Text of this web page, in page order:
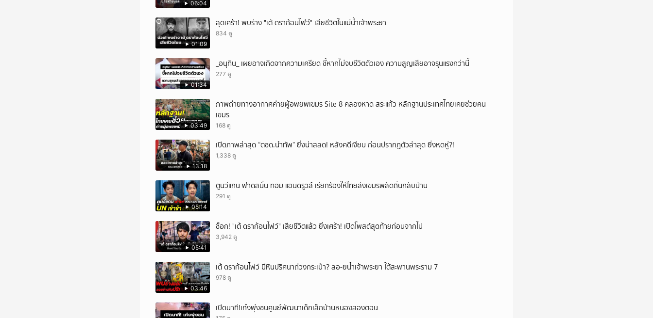
06:04
01:09
สุดเศร้า! พบร่าง "เต้ ดราก้อนไฟว์" เสียชีวิตในแม่น้ำเจ้าพระยา
834 ดู
01:34
_อนุทิน_ เผยอาจเกิดจากความเครียด ชี้หากไม่จบชีวิตตัวเอง ความสูญเสียอาจรุนแรงกว่านี้
277 ดู
03:49
ภาพถ่ายทางอากาศค่ายผู้อพยพเขมร Site 8 คลองหาด สระแก้ว หลักฐานประเทศไทยเคยช่วยคน
เขมร
168 ดู
13:18
เปิดภาพล่าสุด “ตชด.นำทัพ” ยิ่งน่าสลด! หลังคดีเงียบ ก่อนปรากฎตัวล่าสุด ยิ่งหดหู่?!
1,338 ดู
05:14
ตูนวีแกน ฟาดสนั่น ทอม แอนดรูวส์ เรียกร้องให้ไทยส่งเขมรพลัดถิ่นกลับบ้าน
291 ดู
05:41
ช็อก! "เต้ ดราก้อนไฟว์" เสียชีวิตแล้ว ยิ่งเศร้า! เปิดโพสต์สุดท้ายก่อนจากไป
3,942 ดู
03:46
เต้ ดราก้อนไฟว์ มีหินปริศนาถ่วงกระเป๋า? ลอ-ยน้ำเจ้าพระยา ใต้สะพานพระราม 7
978 ดู
เปิดนาที!เก๋งพุ่งชนศูนย์พัฒนาเด็กเล็กบ้านหนองสองตอน